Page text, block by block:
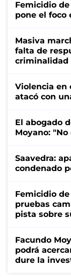
Femicidio
pone el foco
Masiva
falta de
criminalidad
Violencia en
atacó con
El abogado
Moyano:
Saavedra:
condenado
Femicidio
pruebas
pista sobre
Facundo
podrá
dure la